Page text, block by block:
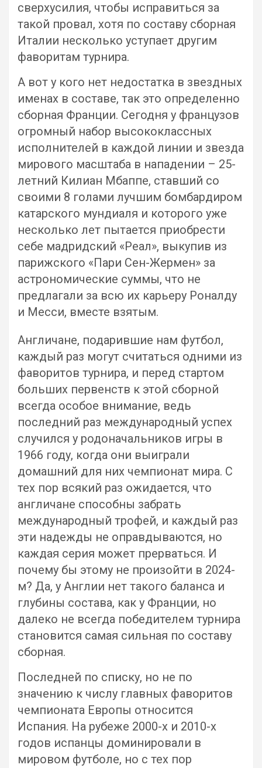
сверхусилия, чтобы исправиться за
такой провал, хотя по составу сборная
Италии несколько уступает другим
фаворитам турнира.
А вот у кого нет недостатка в звездных
именах в составе, так это определенно
сборная Франции. Сегодня у французов
огромный набор высококлассных
исполнителей в каждой линии и звезда
мирового масштаба в нападении – 25-
летний Килиан Мбаппе, ставший со
своими 8 голами лучшим бомбардиром
катарского мундиаля и которого уже
несколько лет пытается приобрести
себе мадридский «Реал», выкупив из
парижского «Пари Сен-Жермен» за
астрономические суммы, что не
предлагали за всю их карьеру Роналду
и Месси, вместе взятым.
Англичане, подарившие нам футбол,
каждый раз могут считаться одними из
фаворитов турнира, и перед стартом
больших первенств к этой сборной
всегда особое внимание, ведь
последний раз международный успех
случился у родоначальников игры в
1966 году, когда они выиграли
домашний для них чемпионат мира. С
тех пор всякий раз ожидается, что
англичане способны забрать
международный трофей, и каждый раз
эти надежды не оправдываются, но
каждая серия может прерваться. И
почему бы этому не произойти в 2024-
м? Да, у Англии нет такого баланса и
глубины состава, как у Франции, но
далеко не всегда победителем турнира
становится самая сильная по составу
сборная.
Последней по списку, но не по
значению к числу главных фаворитов
чемпионата Европы относится
Испания. На рубеже 2000-х и 2010-х
годов испанцы доминировали в
мировом футболе, но с тех пор